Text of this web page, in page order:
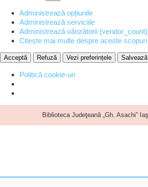
Administrează opțiunile
Administrează serviciile
Administrează vânzătorii {vendor_count}
Citește mai multe despre aceste scopuri
Acceptă Refuză Vezi preferințele
Politică cookie-uri
content
Biblioteca Judeţeană „Gh. Asachi”